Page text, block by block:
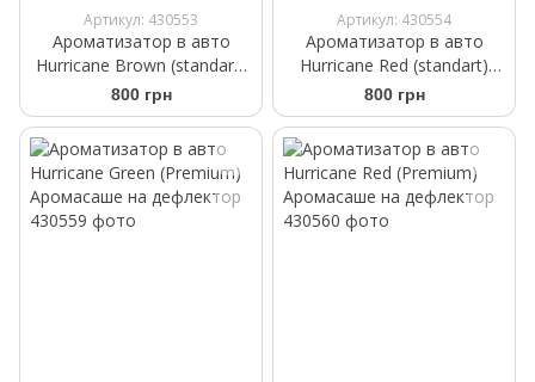
Артикул: 430553
Ароматизатор в авто
Hurricane Brown (standart)
Аромасаше на дефлектор
800 грн
Артикул: 430554
Ароматизатор в авто
Hurricane Red (standart)
Аромасаше на дефлектор
800 грн